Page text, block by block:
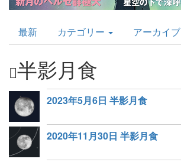
AstroArts
Topics
最新 カテゴリー アーカイブ
半影月食
2023年5月6日 半影月食
2020年11月30日 半影月食